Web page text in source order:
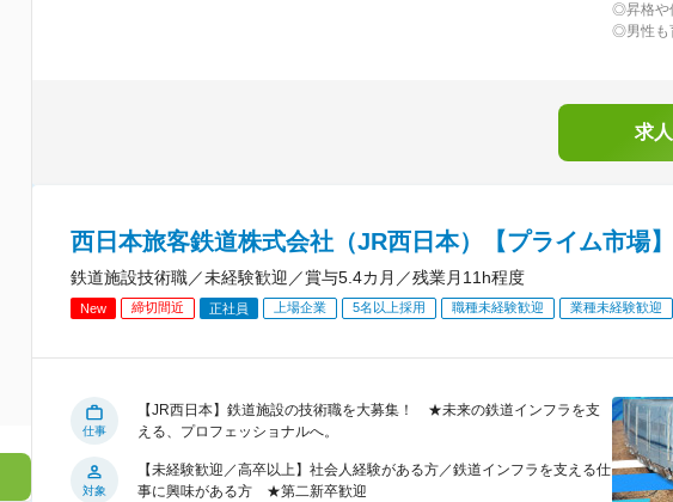
◎昇格や
◎男性も
求
西日本旅客鉄道株式会社（JR西日本）【プライム市場】
鉄道施設技術職／未経験歓迎／賞与5.4カ月／残業月11h程度
New 締切間近 正社員 上場企業 5名以上採用 職種未経験歓迎 業種未経験歓迎
仕事
【JR西日本】鉄道施設の技術職を大募集！ ★未来の鉄道インフラを支
える、プロフェッショナルへ。
対象
【未経験歓迎／高卒以上】社会人経験がある方／鉄道インフラを支える仕
事に興味がある方 ★第二新卒歓迎